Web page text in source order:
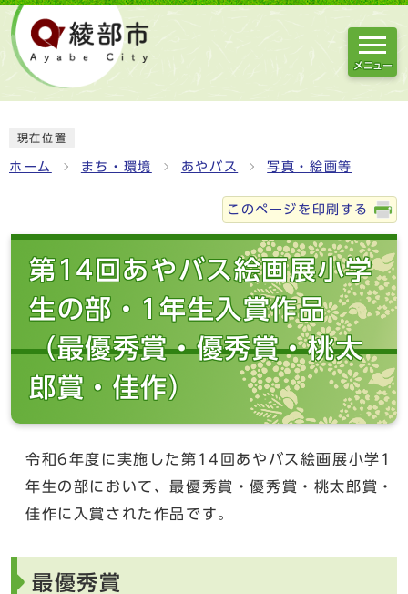
メニュー
現在位置
ホーム まち・環境 あやバス 写真・絵画等
このページを印刷する
第14回あやバス絵画展小学
生の部・1年生入賞作品
（最優秀賞・優秀賞・桃太
郎賞・佳作）
令和6年度に実施した第14回あやバス絵画展小学1
年生の部において、最優秀賞・優秀賞・桃太郎賞・
佳作に入賞された作品です。
最優秀賞